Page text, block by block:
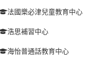
法國樂必津兒童教育中心
浩思補習中心
海怡普通話教育中心